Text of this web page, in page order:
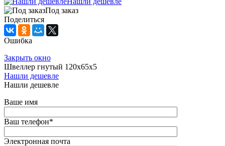
Под заказ
Поделиться
Ошибка
Закрыть окно
Швеллер гнутый 120х65х5
Нашли дешевле
Нашли дешевле
Ваше имя
Ваш телефон*
Электронная почта